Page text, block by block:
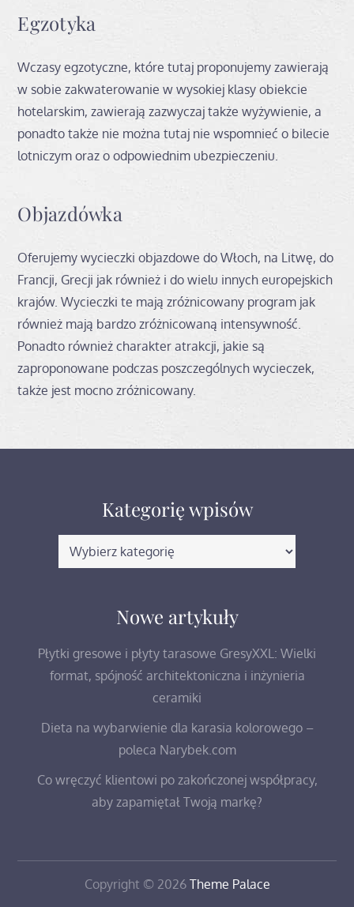
Egzotyka
Wczasy egzotyczne, które tutaj proponujemy zawierają
w sobie zakwaterowanie w wysokiej klasy obiekcie
hotelarskim, zawierają zazwyczaj także wyżywienie, a
ponadto także nie można tutaj nie wspomnieć o bilecie
lotniczym oraz o odpowiednim ubezpieczeniu.
Objazdówka
Oferujemy wycieczki objazdowe do Włoch, na Litwę, do
Francji, Grecji jak również i do wielu innych europejskich
krajów. Wycieczki te mają zróżnicowany program jak
również mają bardzo zróżnicowaną intensywność.
Ponadto również charakter atrakcji, jakie są
zaproponowane podczas poszczególnych wycieczek,
także jest mocno zróżnicowany.
Kategorię wpisów
Kategorię
wpisów
Nowe artykuły
Płytki gresowe i płyty tarasowe GresyXXL: Wielki
format, spójność architektoniczna i inżynieria
ceramiki
Dieta na wybarwienie dla karasia kolorowego –
poleca Narybek.com
Co wręczyć klientowi po zakończonej współpracy,
aby zapamiętał Twoją markę?
Copyright © 2026 Theme Palace